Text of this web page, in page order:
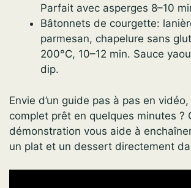
Parfait avec asperges 8–10
Bâtonnets de courgette:
parmesan, chapelure sans
200°C, 10–12 min. Sauce
dip.
Envie d’un guide pas à pas en
complet prêt en quelques minutes ?
démonstration vous aide à
un plat et un dessert directement